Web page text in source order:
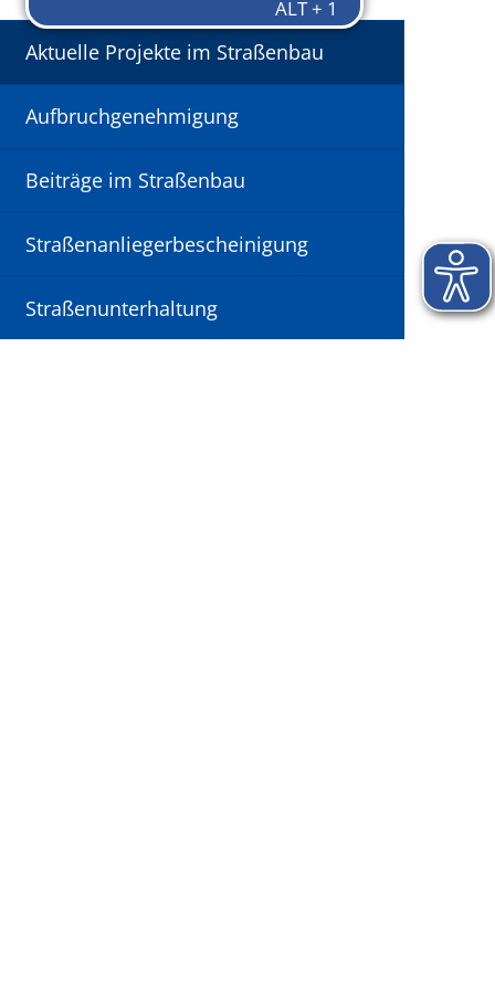
Aktuelle Projekte im Straßenbau
Aufbruchgenehmigung
Beiträge im Straßenbau
Straßenanliegerbescheinigung
Straßenunterhaltung